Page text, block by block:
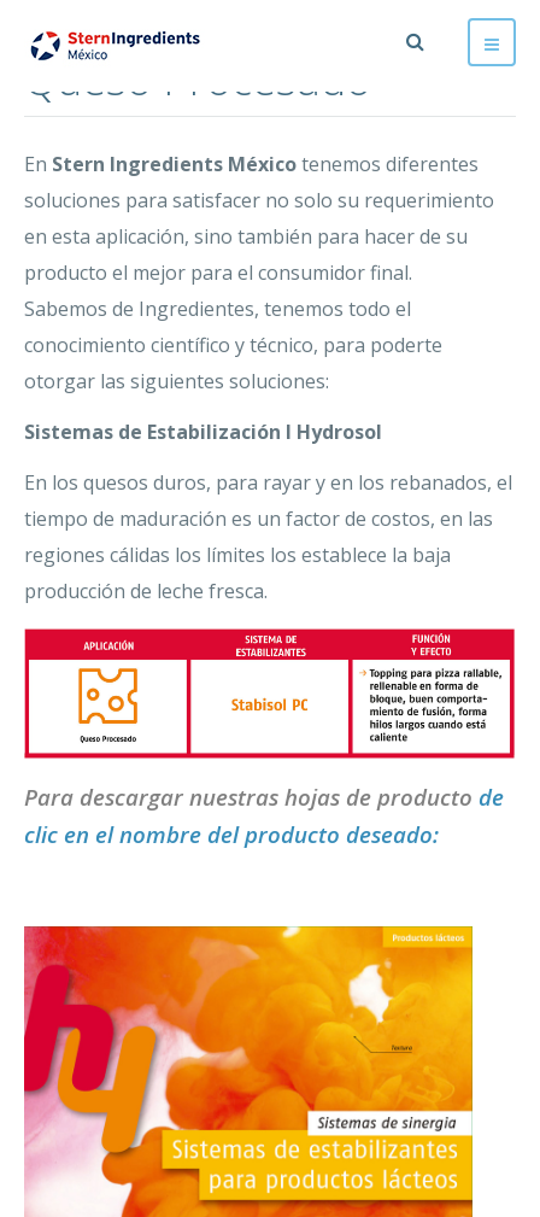
Queso Procesado
En Stern Ingredients Méxicotenemos diferentes
soluciones para satisfacer no solo su requerimiento
en esta aplicación, sino también para hacer de su
producto el mejor para el consumidor final.
Sabemos de Ingredientes, tenemos todo el
conocimiento científico y técnico, para poderte
otorgar las siguientes soluciones:
Sistemas de Estabilización I Hydrosol
En los quesos duros, para rayar y en los rebanados, el
tiempo de maduración es un factor de costos, en las
regiones cálidas los límites los establece la baja
producción de leche fresca.
Para descargar nuestras hojas de producto de
clic en el nombre del producto deseado: